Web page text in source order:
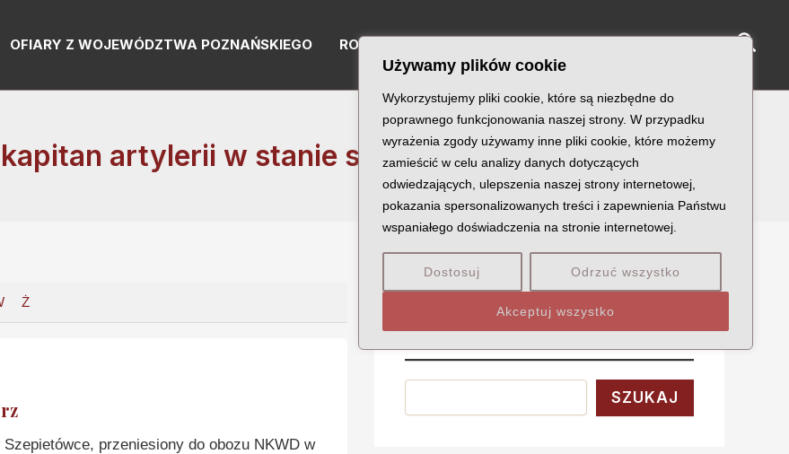
Używamy plików cookie
Wykorzystujemy pliki cookie, które są niezbędne do
poprawnego funkcjonowania naszej strony. W przypadku
wyrażenia zgody używamy inne pliki cookie, które możemy
zamieścić w celu analizy danych dotyczących
odwiedzających, ulepszenia naszej strony internetowej,
pokazania spersonalizowanych treści i zapewnienia Państwu
wspaniałego doświadczenia na stronie internetowej.
Dostosuj Odrzuć wszystko
Akceptuj wszystko
OFIARY Z WOJEWÓDZTWA POZNAŃSKIEGO RODZINY KATYŃSKIE
artylerii w stanie spoczynku
Ż
przeniesiony do obozu NKWD w
Wyszukaj
Szukaj
SZUKAJ